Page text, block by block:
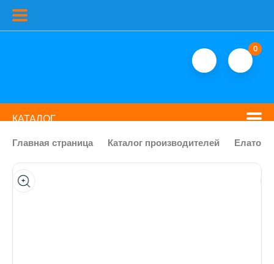
0
КАТАЛОГ
Главная страница Каталог производителей